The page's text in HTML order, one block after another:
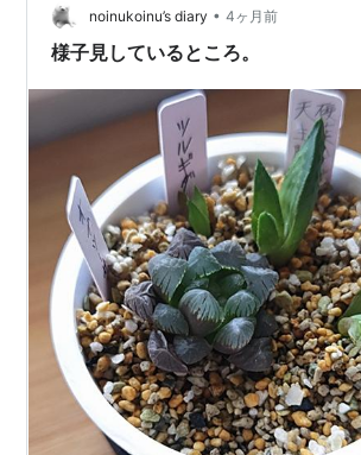
(@inu_eat_inu) 2023年7月15日 …と笑わ…
noinukoinu’s diary • 4ヶ月前
様子見しているところ。